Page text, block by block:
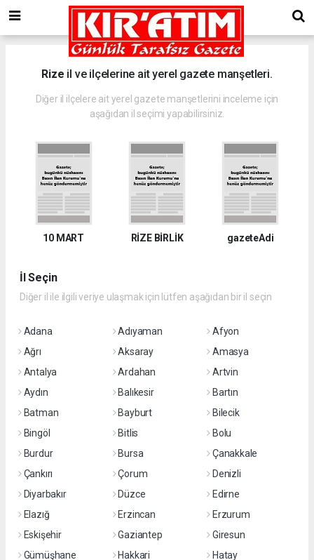
Rize il ve ilçelerine ait yerel gazete manşetleri.
Diğer il ilçelere ait yerel gazete manşetlerini inceleme için
aşağıdan il seçimi yapabilirsiniz.
10 MART RİZE BİRLİK gazeteAdi
İl Seçin
Diğer il ile ilgili veriye ulaşmak için lütfen aşağıdan bir il seçin
Adana Adıyaman
Afyon
Ağrı
Aksaray
Amasya
Antalya
Ardahan
Artvin
Aydın
Balıkesir
Bartın
Batman
Bayburt
Bilecik
Bingöl
Bitlis
Bolu
Burdur
Bursa
Çanakkale
Çankırı
Çorum
Denizli
Diyarbakır
Düzce
Edirne
Elazığ
Erzincan
Erzurum
Eskişehir
Gaziantep
Giresun
Gümüşhane
Hakkari
Hatay